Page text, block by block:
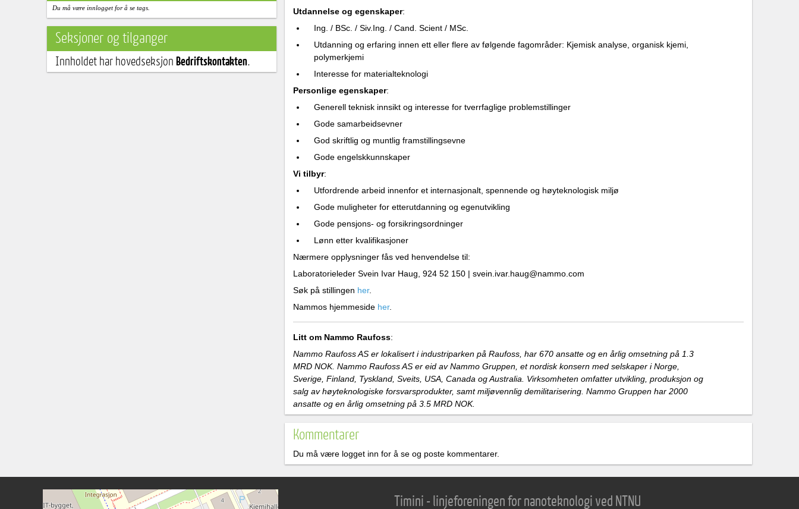
Du må være innlogget for å se tags.
Seksjoner og tilganger
Innholdet har hovedseksjon Bedriftskontakten.
Utdannelse og egenskaper:
Ing. / BSc. / Siv.Ing. / Cand. Scient / MSc.
Utdanning og erfaring innen ett eller flere av følgende fagområder: Kjemisk analyse, organisk kjemi,
polymerkjemi
Interesse for materialteknologi
Personlige egenskaper:
Generell teknisk innsikt og interesse for tverrfaglige problemstillinger
Gode samarbeidsevner
God skriftlig og muntlig framstillingsevne
Gode engelskkunnskaper
Vi tilbyr:
Utfordrende arbeid innenfor et internasjonalt, spennende og høyteknologisk miljø
Gode muligheter for etterutdanning og egenutvikling
Gode pensjons- og forsikringsordninger
Lønn etter kvalifikasjoner
Nærmere opplysninger fås ved henvendelse til:
Laboratorieleder Svein Ivar Haug, 924 52 150 | svein.ivar.haug@nammo.com
Søk på stillingen her.
Nammos hjemmeside her.
Litt om Nammo Raufoss:
Nammo Raufoss AS er lokalisert i industriparken på Raufoss, har 670 ansatte og en årlig omsetning på 1.3
MRD NOK. Nammo Raufoss AS er eid av Nammo Gruppen, et nordisk konsern med selskaper i Norge,
Sverige, Finland, Tyskland, Sveits, USA, Canada og Australia. Virksomheten omfatter utvikling, produksjon og
salg av høyteknologiske forsvarsprodukter, samt miljøvennlig demilitarisering. Nammo Gruppen har 2000
ansatte og en årlig omsetning på 3.5 MRD NOK.
Kommentarer
Du må være logget inn for å se og poste kommentarer.
Timini - linjeforeningen for nanoteknologi ved NTNU